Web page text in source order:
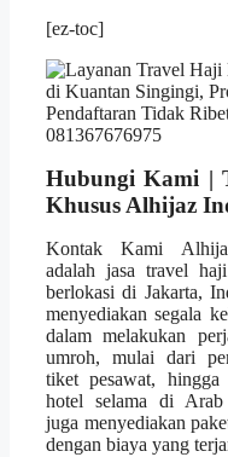
[ez-toc]
Hubungi Kami |
Khusus Alhijaz
Kontak Kami
adalah jasa travel
berlokasi di Jakarta,
menyediakan segala
dalam melakukan
umroh, mulai dari
tiket pesawat, hingga
hotel selama di
juga menyediakan
dengan biaya yang